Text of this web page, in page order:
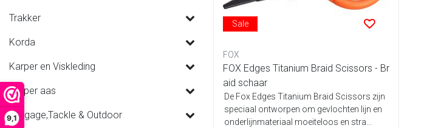
9,1
Trakker
Korda
Karper en Viskleding
Karper aas
Luggage,Tackle & Outdoor
Sale
FOX
FOX Edges Titanium Braid Scissors - Br
aid schaar
De Fox Edges Titanium Braid Scissors zijn
speciaal ontworpen om gevlochten lijn en
onderlijnmateriaal moeiteloos en stra...